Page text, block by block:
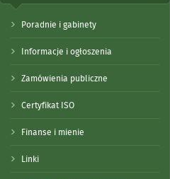
Poradnie i gabinety
Informacje i ogłoszenia
Zamówienia publiczne
Certyfikat ISO
Finanse i mienie
Linki